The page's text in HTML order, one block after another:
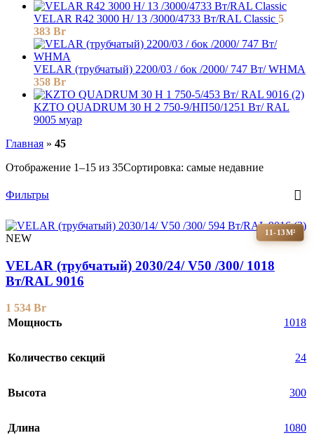
VELAR R42 3000 H/ 13 /3000/4733 Вт/RAL Classic 5
383 Br
VELAR (трубчатый) 2200/03 / бок /2000/ 747 Bт/ WHMA
358 Br
KZTO QUADRUM 30 H 2 750-9/НП50/1251 Вт/ RAL
9005 муар
Главная » 45
Отображение 1–15 из 35Сортировка: самые недавние
Фильтры
11-13М²
NEW
VELAR (трубчатый) 2030/24/ V50 /300/ 1018
Bт/RAL 9016
1 534 Br
Мощность
1018
Количество секций 24
Высота 300
Длина 1080